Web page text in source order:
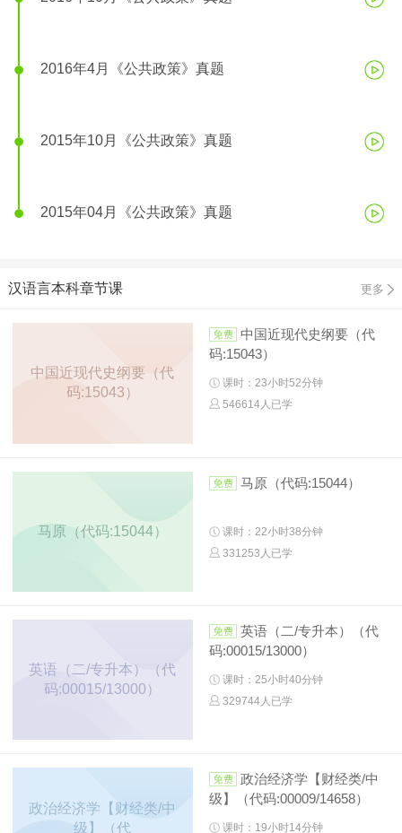
2016年4月《公共政策》真题
2015年10月《公共政策》真题
2015年04月《公共政策》真题
汉语言本科章节课 更多
中国近现代史纲要（代
码:15043）
中国近现代史纲要（代
码:15043）
课时：23小时52分钟
546614人已学
马原（代码:15044）
马原（代码:15044）
课时：22小时38分钟
331253人已学
英语（二/专升本）（代
码:00015/13000）
英语（二/专升本）（代
码:00015/13000）
课时：25小时40分钟
329744人已学
政治经济学【财经类/中
级】（代
政治经济学【财经类/中
级】（代码:00009/14658）
课时：19小时14分钟